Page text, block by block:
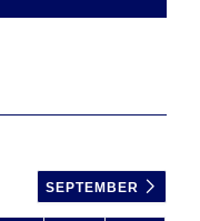
SEPTEMBER